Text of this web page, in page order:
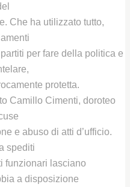
Che ha utilizzato tutto,
per fare della politica e
protetta.
Camillo Cimenti, doroteo
e abuso di atti d’ufficio.
spediti
funzionari lasciano
a disposizione